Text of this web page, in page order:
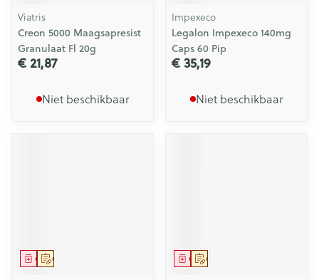
Viatris
Creon 5000 Maagsapresist
Granulaat Fl 20g
€ 21,87
Niet beschikbaar
Impexeco
Legalon Impexeco 140mg
Caps 60 Pip
€ 35,19
Niet beschikbaar
Op voorschrift
Geneesmiddel Op voorschrift
Geneesmiddel